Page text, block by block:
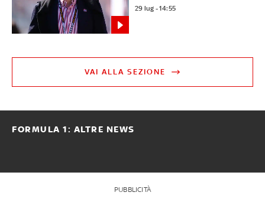
29 lug - 14:55
VAI ALLA SEZIONE
FORMULA 1: ALTRE NEWS
PUBBLICITÀ